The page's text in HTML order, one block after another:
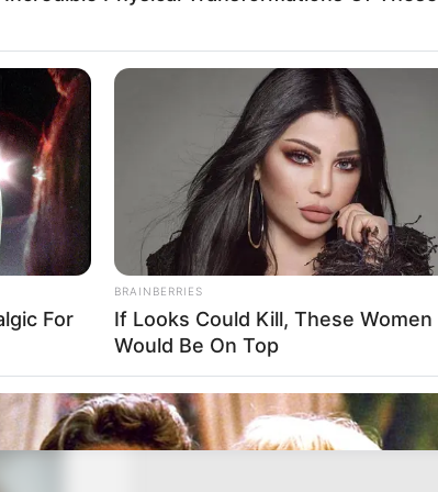
ez az
a téli
unokáik
For
BRAINBERRIES
If Looks Could Kill, These Women
Would Be On Top